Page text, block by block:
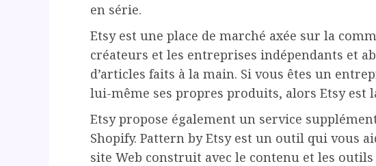
en série.
Etsy est une place de marché axée sur la
créateurs et les entreprises indépendants et
d’articles faits à la main. Si vous êtes un
lui-même ses propres produits, alors Etsy est
Etsy propose également un service
Shopify. Pattern by Etsy est un outil qui vous
site Web construit avec le contenu et les